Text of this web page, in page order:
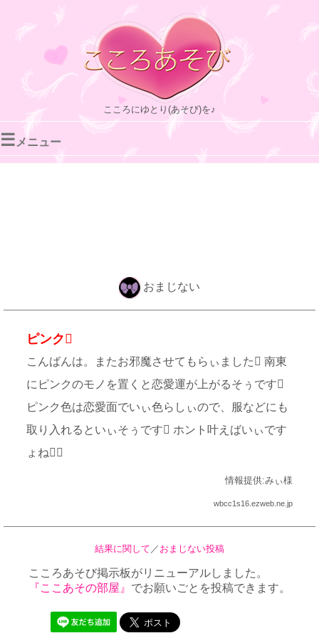
こころにゆとり(あそび)を♪
☰ メニュー
おまじない
ピンク
こんばんは。またお邪魔させてもらぃました 南東
にピンクのモノを置くと恋愛運が上がるそぅです
ピンク色は恋愛面でいぃ色らしぃので、服などにも
取り入れるといぃそぅです ホント叶えばいぃです
ょね
情報提供:みぃ様
wbcc1s16.ezweb.ne.jp
結果に関して ／ おまじない投稿
こころあそび掲示板がリニューアルしました。
『ここあその部屋』 でお願いごとを投稿できます。